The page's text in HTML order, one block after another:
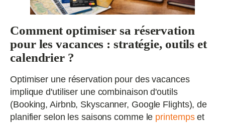
Comment optimiser sa réservation
pour les vacances : stratégie, outils et
calendrier ?
Optimiser une réservation pour des vacances
implique d'utiliser une combinaison d'outils
(Booking, Airbnb, Skyscanner, Google Flights), de
planifier selon les saisons comme le printempset